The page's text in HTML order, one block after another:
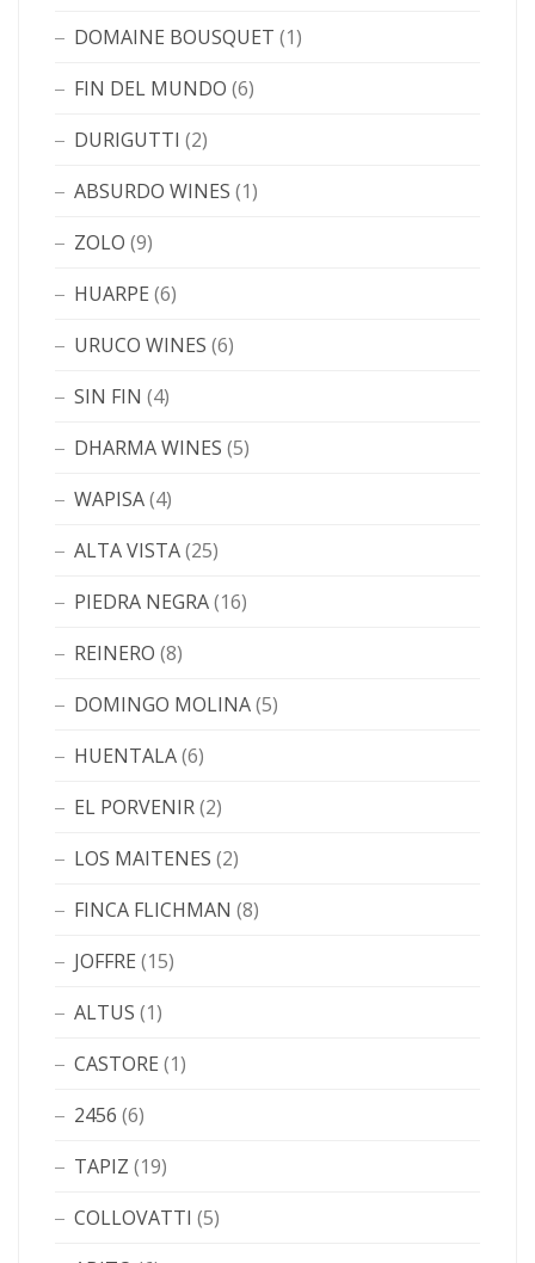
DOMAINE BOUSQUET (1)
FIN DEL MUNDO (6)
DURIGUTTI (2)
ABSURDO WINES (1)
ZOLO (9)
HUARPE (6)
URUCO WINES (6)
SIN FIN (4)
DHARMA WINES (5)
WAPISA(4)
ALTA VISTA(25)
PIEDRA NEGRA(16)
REINERO (8)
DOMINGO MOLINA(5)
HUENTALA(6)
EL PORVENIR(2)
LOS MAITENES (2)
FINCA FLICHMAN (8)
JOFFRE (15)
ALTUS (1)
CASTORE (1)
2456 (6)
TAPIZ (19)
COLLOVATTI (5)